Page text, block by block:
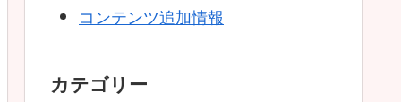
コンテンツ追加情報
カテゴリー